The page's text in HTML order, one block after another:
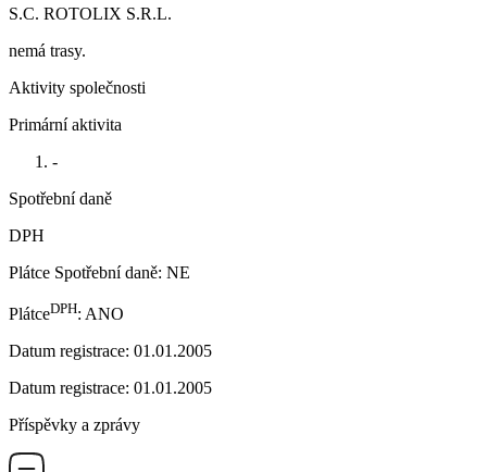
S.C. ROTOLIX S.R.L.
nemá trasy.
Aktivity společnosti
Primární aktivita
-
Spotřební daně
DPH
Plátce Spotřební daně: NE
PlátceDPH: ANO
Datum registrace: 01.01.2005
Datum registrace: 01.01.2005
Příspěvky a zprávy